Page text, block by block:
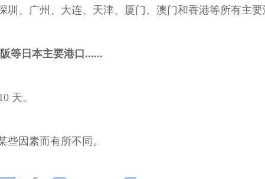
、广州、大连、天津、厦门、澳门和香港等所有主要
等日本主要港口......
天。
因素而有所不同。